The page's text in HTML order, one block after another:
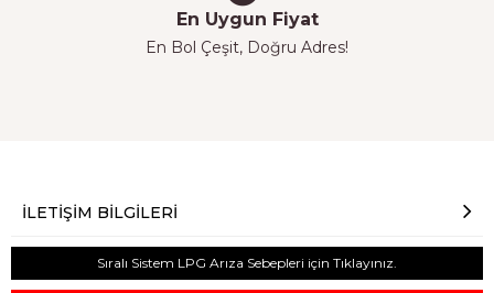
En Uygun Fiyat
En Bol Çeşit, Doğru Adres!
İLETIŞIM BILGILERI
Sıralı Sistem LPG Arıza Sebepleri için Tıklayınız.